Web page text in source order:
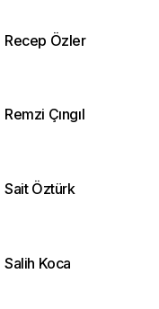
Recep Özler
Remzi Çıngıl
Sait Öztürk
Salih Koca